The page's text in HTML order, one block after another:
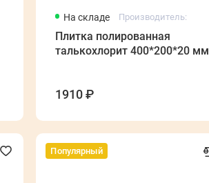
На складе Производитель:
Плитка полированная
талькохлорит 400*200*20 мм
1910 ₽
Популярный